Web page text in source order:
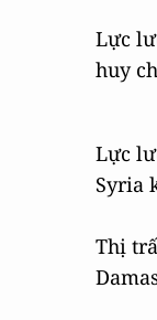
Lực
huy
Lực
Syria
Thị